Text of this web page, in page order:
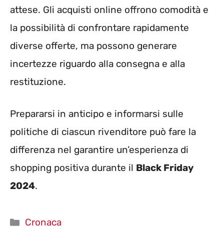
attese. Gli acquisti online offrono comodità e
la possibilità di confrontare rapidamente
diverse offerte, ma possono generare
incertezze riguardo alla consegna e alla
restituzione.
Prepararsi in anticipo e informarsi sulle
politiche di ciascun rivenditore può fare la
differenza nel garantire un’esperienza di
shopping positiva durante il Black Friday
2024.
Categorie
Cronaca